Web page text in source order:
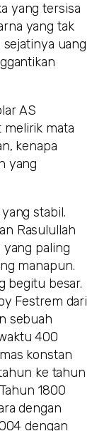
yang tersisa
yang tak
sejatinya uang
AS
melirik mata
kenapa
yang
stabil.
Rasulullah
paling
manapun.
begitu besar.
Festrem dari
sebuah
400
konstan
ke tahun
1800
dengan
dengan